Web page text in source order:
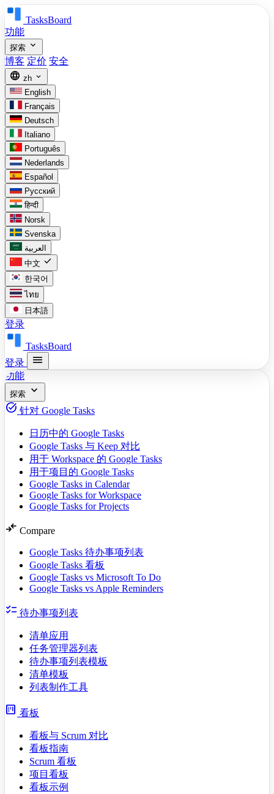
TasksBoard
功能
探索 expand_more
博客 定价 安全
language zh expand_more
English
Français
Deutsch
Italiano
Português
Nederlands
Español
Русский
हिन्दी
Norsk
Svenska
العربية
中文 check
한국어
ไทย
日本語
登录
TasksBoard
登录
menu
功能
探索 expand_more
task_alt 针对 Google Tasks
日历中的 Google Tasks
Google Tasks 与 Keep 对比
用于 Workspace 的 Google Tasks
用于项目的 Google Tasks
Google Tasks in Calendar
Google Tasks for Workspace
Google Tasks for Projects
compare_arrows Compare
Google Tasks 待办事项列表
Google Tasks 看板
Google Tasks vs Microsoft To Do
Google Tasks vs Apple Reminders
checklist 待办事项列表
清单应用
任务管理器列表
待办事项列表模板
清单模板
列表制作工具
view_kanban 看板
看板与 Scrum 对比
看板指南
Scrum 看板
项目看板
看板示例